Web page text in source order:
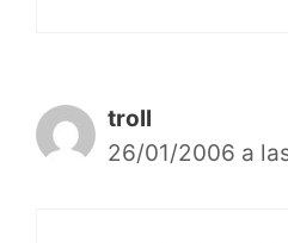
troll
26/01/2006 a